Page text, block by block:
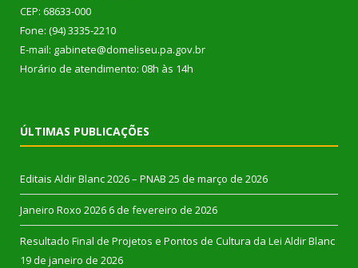
CEP: 68633-000
Fone: (94) 3335-2210
E-mail: gabinete@domeliseu.pa.gov.br
Horário de atendimento: 08h às 14h
ÚLTIMAS PUBLICAÇÕES
Editais Aldir Blanc 2026 – PNAB 25 de março de 2026
Janeiro Roxo 2026 6 de fevereiro de 2026
Resultado Final de Projetos e Pontos de Cultura da Lei Aldir Blanc
19 de janeiro de 2026